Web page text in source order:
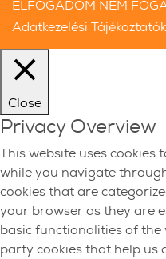
ELFOGADOM NEM
Adatkezelési Tájékoztatók
Close
Privacy Overview
This website uses cookies
while you navigate
cookies that are
your browser as they are
basic functionalities of the
party cookies that help us